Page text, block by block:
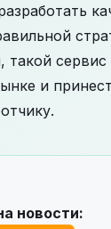
такой
и
новости: